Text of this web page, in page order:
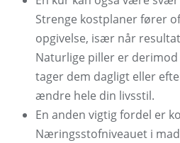
Strenge kostplaner fører
opgivelse, især når
Naturlige piller er
tager dem dagligt eller
ændre hele din livsstil.
En anden vigtig fordel er
Næringsstofniveauet i